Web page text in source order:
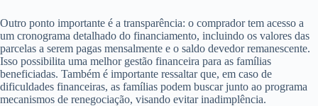
Outro ponto importante é a transparência: o comprador tem acesso a
um cronograma detalhado do financiamento, incluindo os valores das
parcelas a serem pagas mensalmente e o saldo devedor remanescente.
Isso possibilita uma melhor gestão financeira para as famílias
beneficiadas. Também é importante ressaltar que, em caso de
dificuldades financeiras, as famílias podem buscar junto ao programa
mecanismos de renegociação, visando evitar inadimplência.